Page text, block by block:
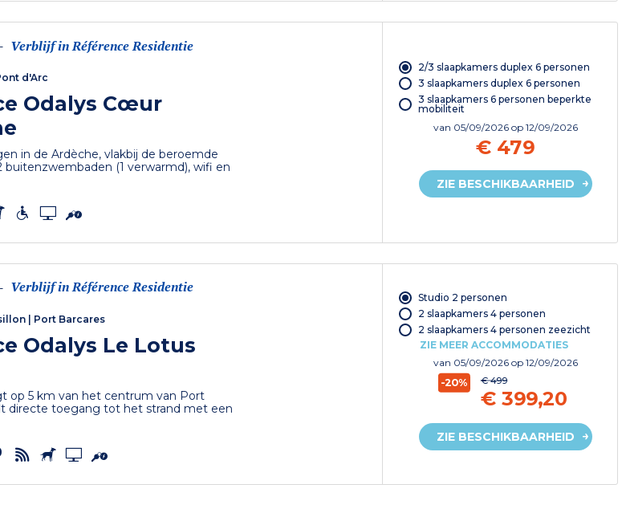
- Verblijf in Référence Residentie
d'Arc
Odalys Cœur
in de Ardèche, vlakbij de beroemde
buitenzwembaden (1 verwarmd), wifi en
2/3 slaapkamers duplex 6 personen
3 slaapkamers duplex 6 personen
3 slaapkamers 6 personen beperkte
mobiliteit
van 05/09/2026 op 12/09/2026
€ 479
ZIE BESCHIKBAARHEID
- Verblijf in Référence Residentie
Port Barcares
Odalys Le Lotus
op 5 km van het centrum van Port
directe toegang tot het strand met een
Studio 2 personen
2 slaapkamers 4 personen
2 slaapkamers 4 personen zeezicht
ZIE MEER ACCOMMODATIES
van 05/09/2026 op 12/09/2026
-20% € 499
€ 399,20
ZIE BESCHIKBAARHEID